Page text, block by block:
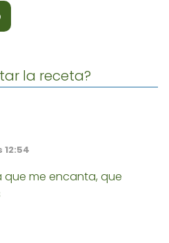
la receta?
12:54
me encanta, que